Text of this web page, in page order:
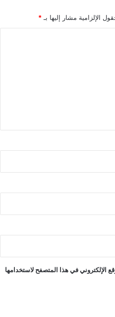
الإلزامية مشار إليها بـ*
الإلكتروني في هذا المتصفح لاستخدامها